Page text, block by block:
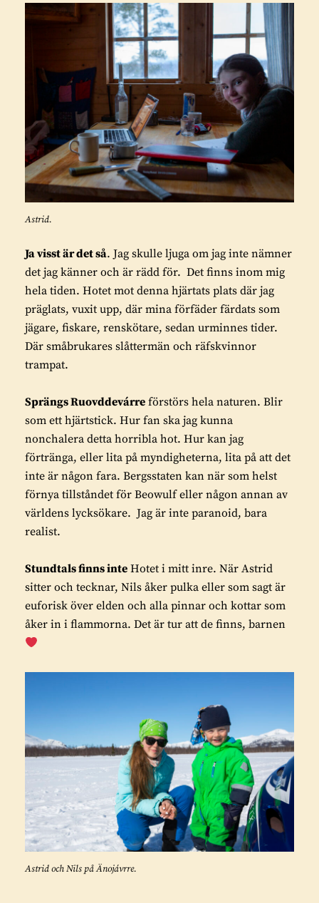
Astrid.
Ja visst är det så. Jag skulle ljuga om jag inte nämner
det jag känner och är rädd för. Det finns inom mig
hela tiden. Hotet mot denna hjärtats plats där jag
präglats, vuxit upp, där mina förfäder färdats som
jägare, fiskare, renskötare, sedan urminnes tider.
Där småbrukares slåttermän och räfskvinnor
trampat.
Sprängs Ruovddevárre förstörs hela naturen. Blir
som ett hjärtstick. Hur fan ska jag kunna
nonchalera detta horribla hot. Hur kan jag
förtränga, eller lita på myndigheterna, lita på att det
inte är någon fara. Bergsstaten kan när som helst
förnya tillståndet för Beowulf eller någon annan av
världens lycksökare. Jag är inte paranoid, bara
realist.
Stundtals finns inte Hotet i mitt inre. När Astrid
sitter och tecknar, Nils åker pulka eller som sagt är
euforisk över elden och alla pinnar och kottar som
åker in i flammorna. Det är tur att de finns, barnen
Astrid och Nils på Änojávrre.